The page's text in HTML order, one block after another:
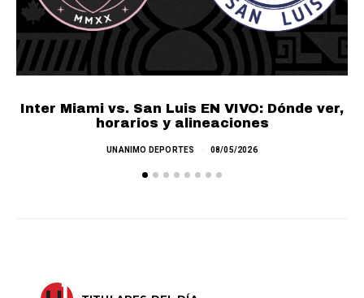
Inter Miami vs. San Luis EN VIVO: Dónde ver,
horarios y alineaciones
UNANIMO DEPORTES 08/05/2026